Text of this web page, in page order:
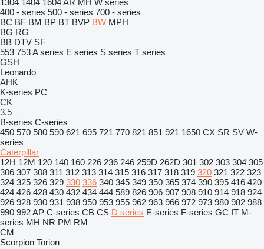
1304 1404 1604AR MH W series
400 - series 500 - series 700 - series
BC BF BM BP BT BVP BW MPH
BG RG
BB DTV SF
553 753A series E series S series T series
GSH
Leonardo
AHK
K-series PC
CK
3.5
B-series C-series
450 570 580 590 621 695 721 770 821 851 921 1650 CX SR SV W-
series
Caterpillar
12H 12M 120 140 160 226 236 246 259D 262D 301 302 303 304 305
306 307 308 311 312 313 314 315 316 317 318 319 320 321 322 323
324 325 326 329 330 336 340 345 349 350 365 374 390 395 416 420
424 426 428 430 432 434 444 589 826 906 907 908 910 914 918 924
926 928 930 931 938 950 953 955 962 963 966 972 973 980 982 988
990 992AP C-series CB CS D series E-series F-series GC IT M-
series MH NR PM RM
CM
Scorpion Torion